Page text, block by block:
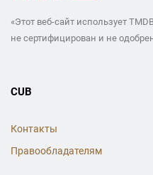
«Этот веб-сайт использует
не сертифицирован и не
CUB
Контакты
Правообладателям